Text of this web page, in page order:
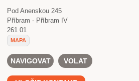
Pod Anenskou 245
Příbram - Příbram IV
261 01
MAPA
NAVIGOVAT VOLAT